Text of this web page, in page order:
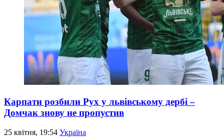
Карпати розбили Рух у львівському дербі –
Домчак знову не пропустив
25 квітня, 19:54 Україна